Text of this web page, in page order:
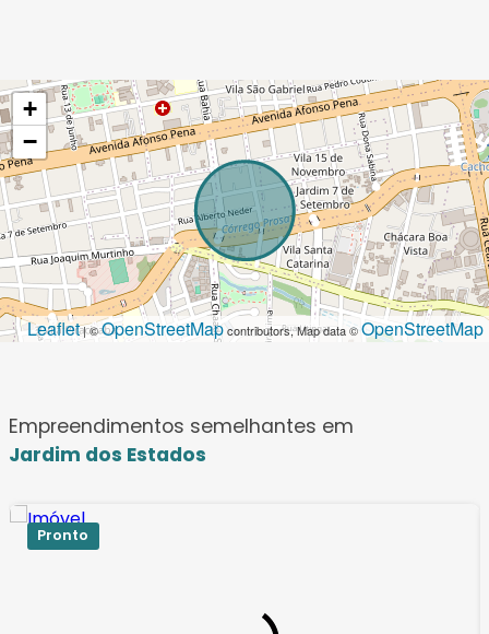
+
−
Leaflet| ©OpenStreetMapcontributors, Map data ©OpenStreetMap
Empreendimentos semelhantes em
Jardim dos Estados
Pronto